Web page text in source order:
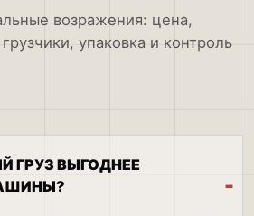
возражения: цена,
упаковка и контроль
ГРУЗ ВЫГОДНЕЕ